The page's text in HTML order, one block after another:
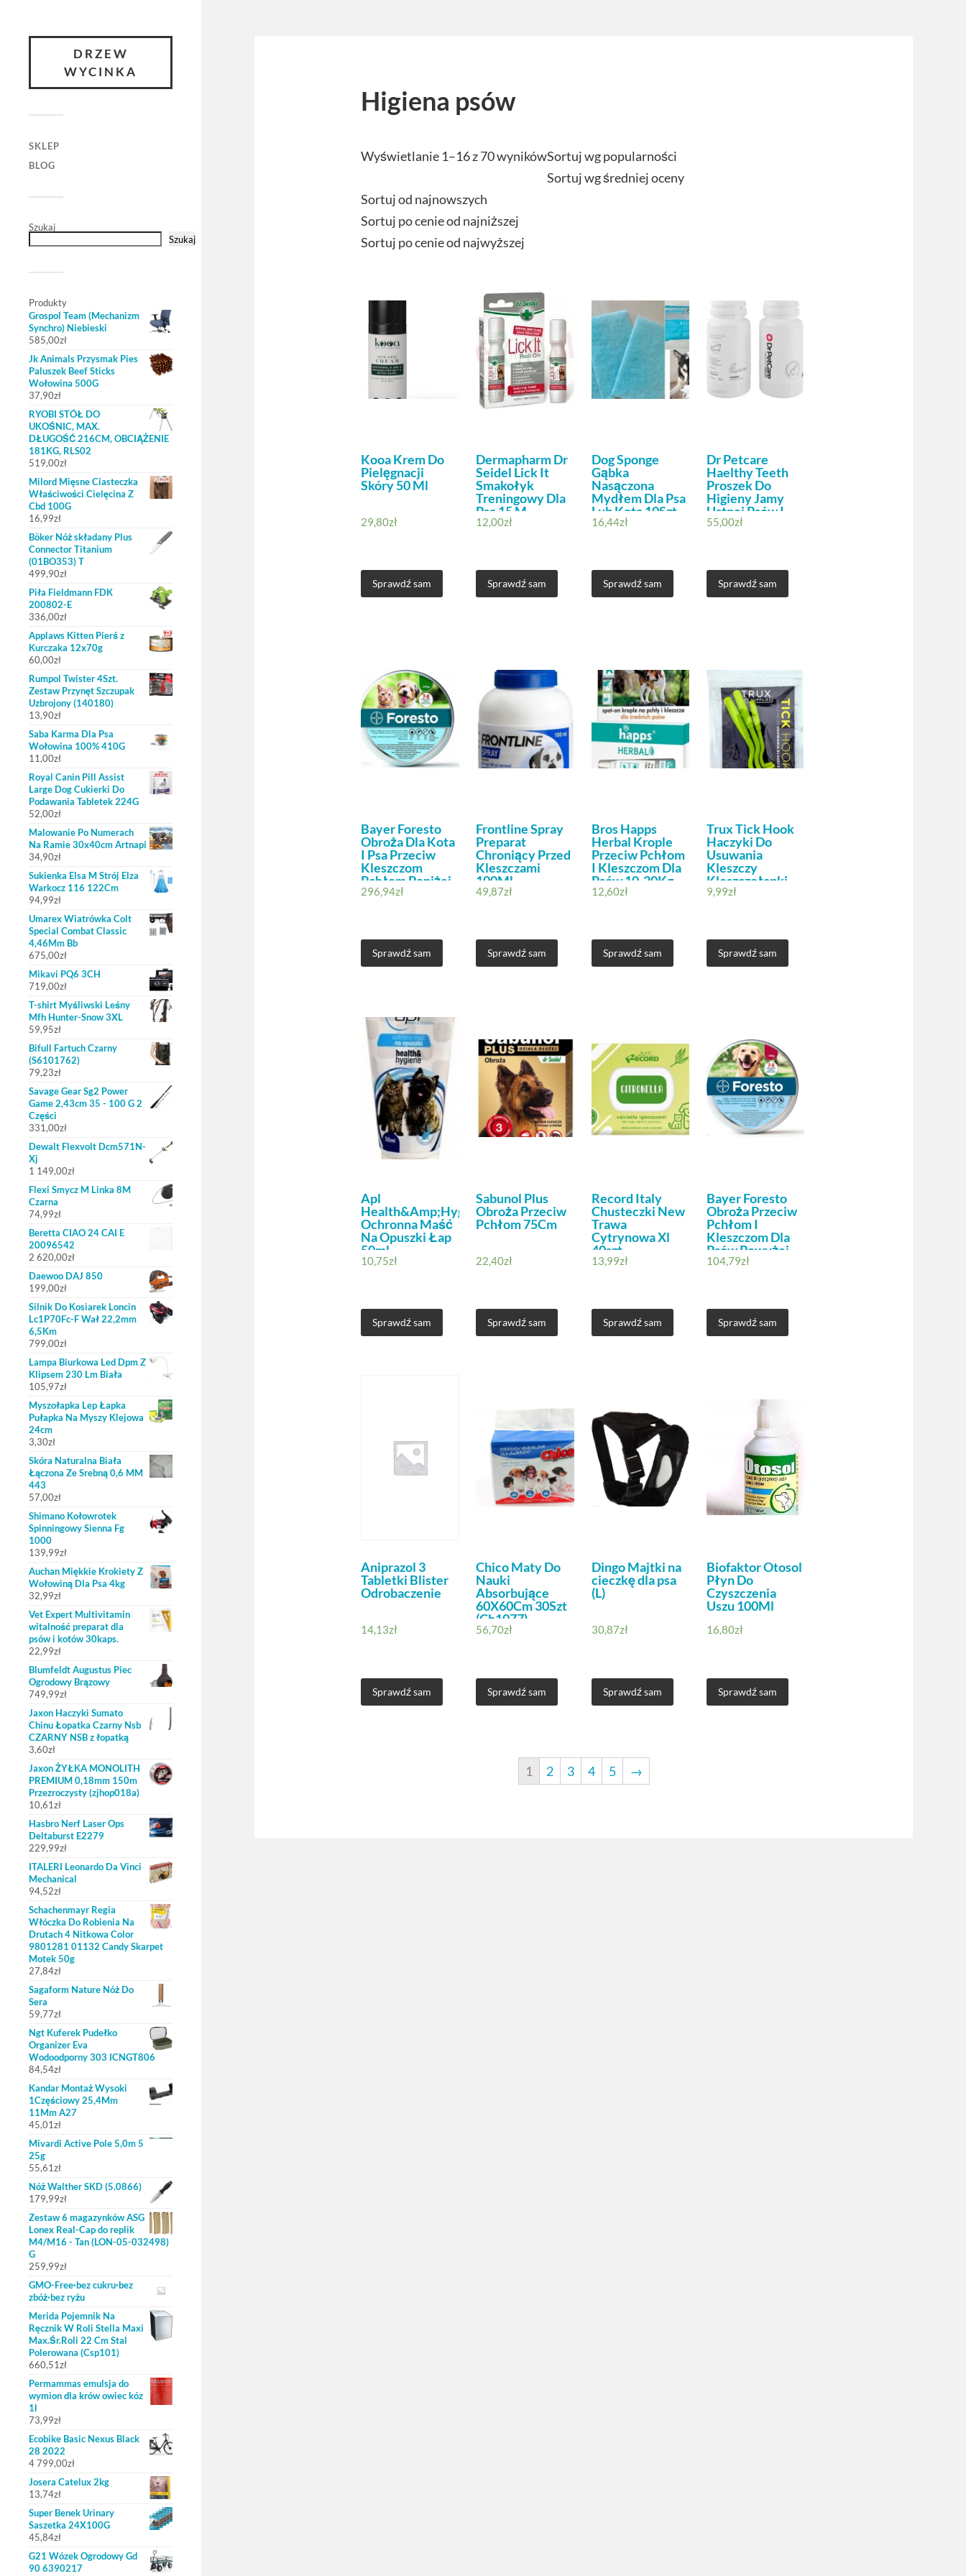
DRZEW
WYCINKA
SKLEP
BLOG
Szukaj
Szukaj
Produkty
Grospol Team (Mechanizm
Synchro) Niebieski
585,00zł
Jk Animals Przysmak Pies
Paluszek Beef Sticks
Wołowina 500G
37,90zł
RYOBI STÓŁ DO
UKOŚNIC, MAX.
DŁUGOŚĆ 216CM, OBCIĄŻENIE
181KG, RLS02
519,00zł
Milord Mięsne Ciasteczka
Właściwości Cielęcina Z
Cbd 100G
16,99zł
Böker Nóż składany Plus
Connector Titanium
(01BO353) T
499,90zł
Piła Fieldmann FDK
200802-E
336,00zł
Applaws Kitten Pierś z
Kurczaka 12x70g
60,00zł
Rumpol Twister 4Szt.
Zestaw Przynęt Szczupak
Uzbrojony (140180)
13,90zł
Saba Karma Dla Psa
Wołowina 100% 410G
11,00zł
Royal Canin Pill Assist
Large Dog Cukierki Do
Podawania Tabletek 224G
52,00zł
Malowanie Po Numerach
Na Ramie 30x40cm Artnapi
34,90zł
Sukienka Elsa M Strój Elza
Warkocz 116 122Cm
94,99zł
Umarex Wiatrówka Colt
Special Combat Classic
4,46Mm Bb
675,00zł
Mikavi PQ6 3CH
719,00zł
T-shirt Myśliwski Leśny
Mfh Hunter-Snow 3XL
59,95zł
Bifull Fartuch Czarny
(S6101762)
79,23zł
Savage Gear Sg2 Power
Game 2,43cm 35 - 100 G 2
Części
331,00zł
Dewalt Flexvolt Dcm571N-
Xj
1 149,00zł
Flexi Smycz M Linka 8M
Czarna
74,99zł
Beretta CIAO 24 CAI E
20096542
2 620,00zł
Daewoo DAJ 850
199,00zł
Silnik Do Kosiarek Loncin
Lc1P70Fc-F Wał 22,2mm
6,5Km
799,00zł
Lampa Biurkowa Led Dpm Z
Klipsem 230 Lm Biała
105,97zł
Myszołapka Lep Łapka
Pułapka Na Myszy Klejowa
24cm
3,30zł
Skóra Naturalna Biała
Łączona Ze Srebną 0,6 MM
443
57,00zł
Shimano Kołowrotek
Spinningowy Sienna Fg
1000
139,99zł
Auchan Miękkie Krokiety Z
Wołowiną Dla Psa 4kg
32,99zł
Vet Expert Multivitamin
witalność preparat dla
psów i kotów 30kaps.
22,99zł
Blumfeldt Augustus Piec
Ogrodowy Brązowy
749,99zł
Jaxon Haczyki Sumato
Chinu Łopatka Czarny Nsb
CZARNY NSB z łopatką
3,60zł
Jaxon ŻYŁKA MONOLITH
PREMIUM 0,18mm 150m
Przezroczysty (zjhop018a)
10,61zł
Hasbro Nerf Laser Ops
Deltaburst E2279
229,99zł
ITALERI Leonardo Da Vinci
Mechanical
94,52zł
Schachenmayr Regia
Włóczka Do Robienia Na
Drutach 4 Nitkowa Color
9801281 01132 Candy Skarpet
Motek 50g
27,84zł
Sagaform Nature Nóż Do
Sera
59,77zł
Ngt Kuferek Pudełko
Organizer Eva
Wodoodporny 303 ICNGT806
84,54zł
Kandar Montaż Wysoki
1Częściowy 25,4Mm
11Mm A27
45,01zł
Mivardi Active Pole 5,0m 5
25g
55,61zł
Nóż Walther SKD (5.0866)
179,99zł
Zestaw 6 magazynków ASG
Lonex Real-Cap do replik
M4/M16 - Tan (LON-05-032498)
G
259,99zł
GMO-Free·bez cukru·bez
zbóż·bez ryżu
Merida Pojemnik Na
Ręcznik W Roli Stella Maxi
Max.Śr.Roli 22 Cm Stal
Polerowana (Csp101)
660,51zł
Permammas emulsja do
wymion dla krów owiec kóz
1l
73,99zł
Ecobike Basic Nexus Black
28 2022
4 799,00zł
Josera Catelux 2kg
13,74zł
Super Benek Urinary
Saszetka 24X100G
45,84zł
G21 Wózek Ogrodowy Gd
90 6390217
Higiena psów
Wyświetlanie 1–16 z 70 wynikówSortuj wg popularności
Sortuj wg średniej oceny
Sortuj od najnowszych
Sortuj po cenie od najniższej
Sortuj po cenie od najwyższej
Kooa Krem Do
Pielęgnacji
Skóry 50 Ml
29,80zł
Sprawdź sam
Dermapharm Dr
Seidel Lick It
Smakołyk
Treningowy Dla
Psa 15 M
12,00zł
Sprawdź sam
Dog Sponge
Gąbka
Nasączona
Mydłem Dla Psa
Lub Kota 10Szt.
16,44zł
Sprawdź sam
Dr Petcare
Haelthy Teeth
Proszek Do
Higieny Jamy
Ustnej Psów I
Kotów 60G
55,00zł
Sprawdź sam
Bayer Foresto
Obroża Dla Kota
I Psa Przeciw
Kleszczom
Pchłom Poniżej
8Kg Zestaw 3Szt
296,94zł
Sprawdź sam
Frontline Spray
Preparat
Chroniący Przed
Kleszczami
100Ml
49,87zł
Sprawdź sam
Bros Happs
Herbal Krople
Przeciw Pchłom
I Kleszczom Dla
Psów 10-20Kg
4Szt
12,60zł
Sprawdź sam
Trux Tick Hook
Haczyki Do
Usuwania
Kleszczy
Kleszczołapki
9,99zł
Sprawdź sam
Apl
Health&Amp;Hygiene
Ochronna Maść
Na Opuszki Łap
50ml
10,75zł
Sprawdź sam
Sabunol Plus
Obroża Przeciw
Pchłom 75Cm
22,40zł
Sprawdź sam
Record Italy
Chusteczki New
Trawa
Cytrynowa Xl
40szt
Antybakteryjne
13,99zł
Sprawdź sam
Bayer Foresto
Obroża Przeciw
Pchłom I
Kleszczom Dla
Psów Powyżej
8Kg
104,79zł
Sprawdź sam
Aniprazol 3
Tabletki Blister
Odrobaczenie
14,13zł
Sprawdź sam
Chico Maty Do
Nauki
Absorbujące
60X60Cm 30Szt
(Ch1077)
56,70zł
Sprawdź sam
Dingo Majtki na
cieczkę dla psa
(L)
30,87zł
Sprawdź sam
Biofaktor Otosol
Płyn Do
Czyszczenia
Uszu 100Ml
16,80zł
Sprawdź sam
1 2 3 4 5 →